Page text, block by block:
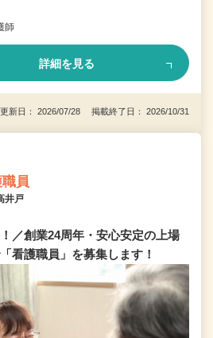
師
詳細を見る
更新日： 2026/07/28 掲載終了日： 2026/10/31
員
井戸
／創業24周年・安心安定の上場
看護職員」を募集します！